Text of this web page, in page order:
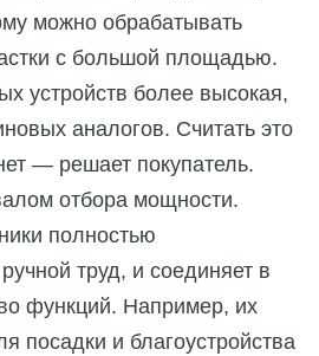
можно обрабатывать
с большой площадью.
устройств более высокая,
аналогов. Считать это
— решает покупатель.
отбора мощности.
полностью
труд, и соединяет в
функций. Например, их
посадки и благоустройства